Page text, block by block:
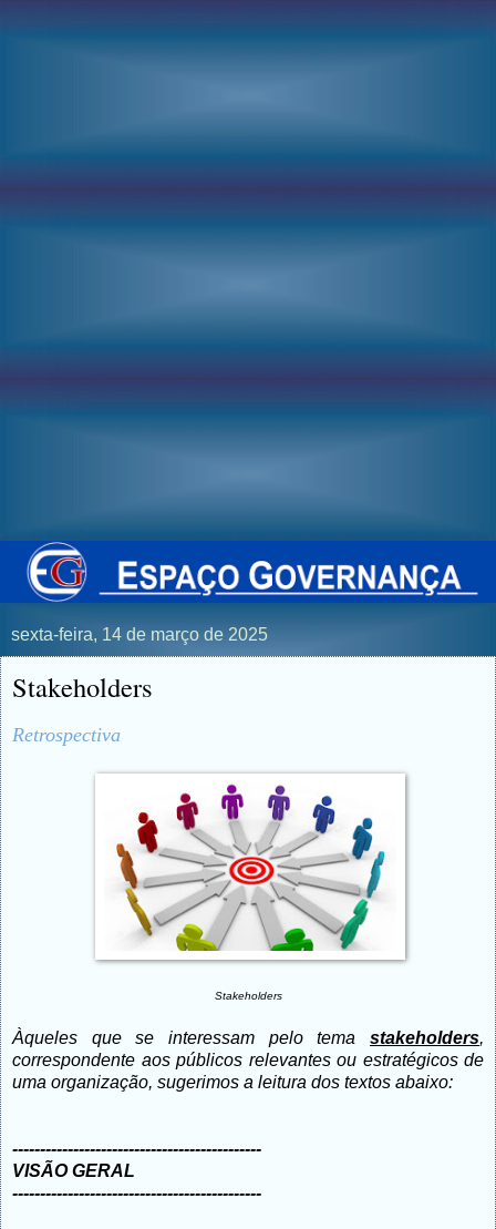
sexta-feira, 14 de março de 2025
Stakeholders
Retrospectiva
Stakeholders
Àqueles que se interessam pelo tema stakeholders,
correspondente aos públicos relevantes ou estratégicos de
uma organização, sugerimos a leitura dos textos abaixo:
---------------------------------------------
VISÃO GERAL
---------------------------------------------